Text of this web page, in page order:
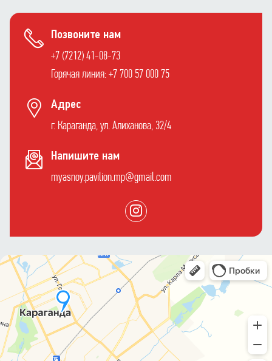
Позвоните нам
+7 (7212) 41-08-73
Горячая линия: +7 700 57 000 75
Адрес
г. Караганда, ул. Алиханова, 32/4
Напишите нам
myasnoy.pavilion.mp@gmail.com